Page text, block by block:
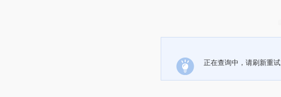
正在查询中，请刷新重试